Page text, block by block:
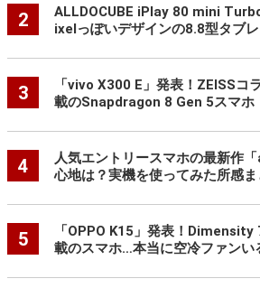
2
ALLDOCUBE iPlay 80 mini
ixelっぽいデザインの8.8型タブレ
3
「vivo X300 E」発表！ZEISSコ
載のSnapdragon 8 Gen 5スマホ
4
人気エントリースマホの最新作
心地は？実機を使ってみた所感
5
「OPPO K15」発表！
載のスマホ…本当に空冷ファンい